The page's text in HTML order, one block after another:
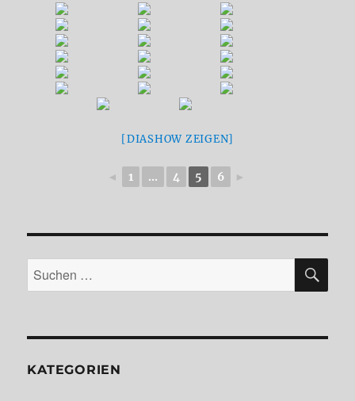
[DIASHOW ZEIGEN]
◄ 1 ... 4 5 6 ►
Suchen
nach:
KATEGORIEN